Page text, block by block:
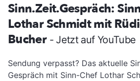
Sinn.Zeit.Gespräch:
Lothar Schmidt mit
Bucher - Jetzt auf YouTube
Sendung verpasst? Das aktuelle
Gespräch mit Sinn-Chef Lothar